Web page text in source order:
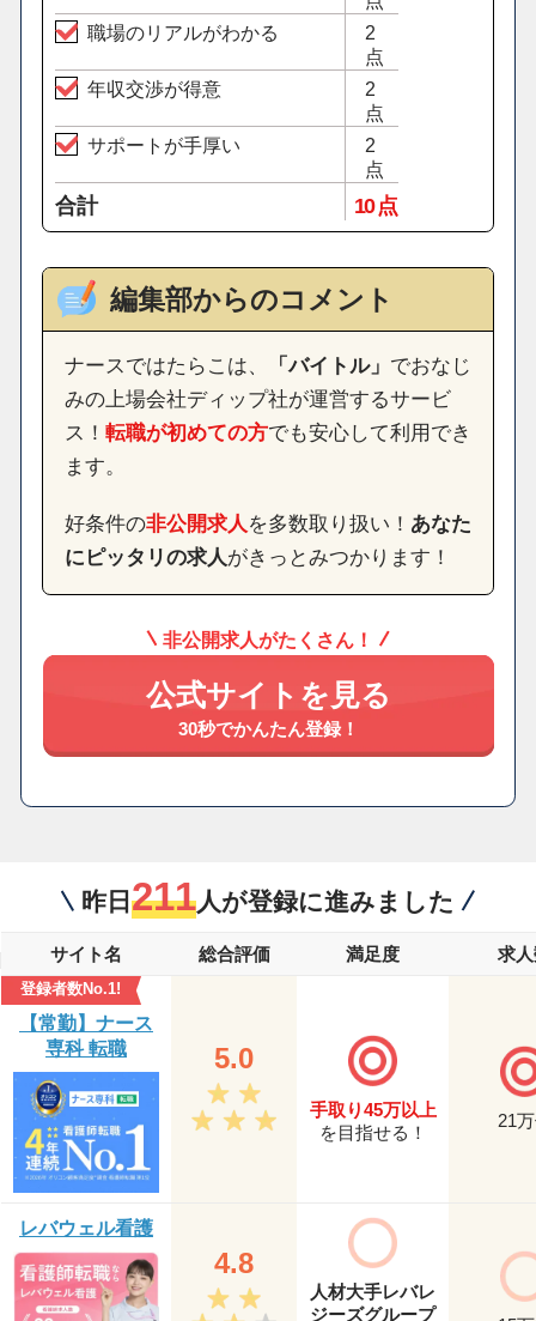
職場のリアルがわかる
2
点
年収交渉が得意
2
点
サポートが手厚い
2
点
合計 10 点
編集部からのコメント
ナースではたらこは、 「バイトル」 でおなじ
みの上場会社ディップ社が運営するサービ
ス！ 転職が初めての方でも安心して利用でき
ます。
好条件の非公開求人を多数取り扱い！ あなた
にピッタリの求人がきっとみつかります！
非公開求人がたくさん！
公式サイトを見る
30秒でかんたん登録！
昨日 211 人が登録に進みました
サイト名 総合評価 満足度 求
登録者数No.1!
【常勤】ナース
専科 転職
5.0
手取り45万以上
を目指せる！
21
レバウェル看護
4.8
人材大手レバレ
ジーズグループ